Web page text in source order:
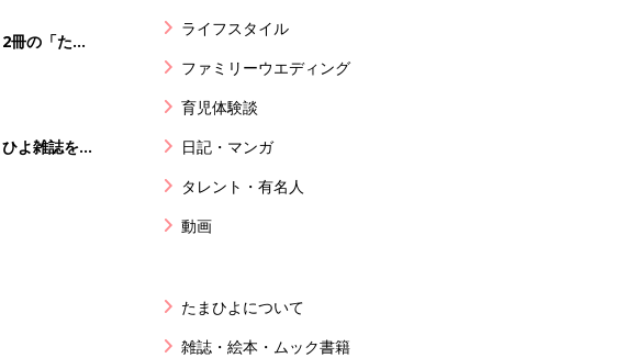
冊の「たま
よ雑誌を買
定】
ライフスタイル
ファミリーウエディング
育児体験談
日記・マンガ
タレント・有名人
動画
たまひよについて
雑誌・絵本・ムック書籍